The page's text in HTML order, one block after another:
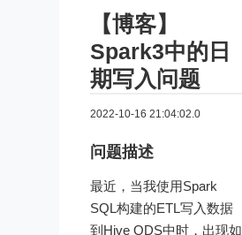
【博客】
Spark3中的日
期写入问题
2022-10-16 21:04:02.0
问题描述
最近，当我使用Spark
SQL构建的ETL写入数据
到Hive ODS中时，出现如